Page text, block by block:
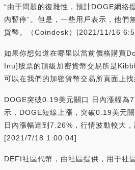
“由于問題的復雜性，預計DOGE網絡
內暫停”。但是，一些用戶表示，他們
貨幣。（Coindesk）[2021/11/16
如果你想知道在哪里以當前價格購買
Inu]股票的頂級加密貨幣交易所是
可以在我們的加密貨幣交易所頁面上找
DOGE突破0.19美元關口 日內漲幅為
示，DOGE短線上漲，突破0.19美元
日內漲幅達到7.26%，行情波動較大，
[2021/7/18 1:00:04]
DEFI社區代幣，由社區提供，用于社區